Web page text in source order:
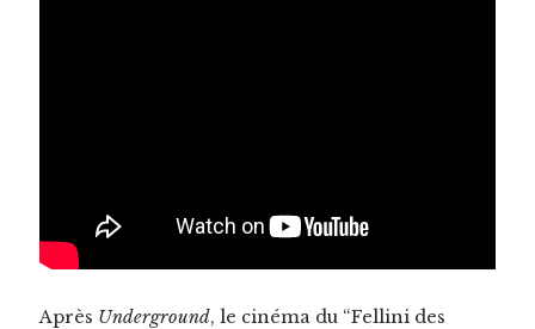
Après Under­ground, le ciné­ma du “Felli­ni des